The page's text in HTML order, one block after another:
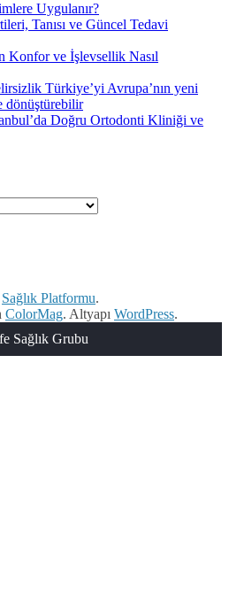
Uygulanır?
Tanısı ve Güncel Tedavi
Konfor ve İşlevsellik Nasıl
Türkiye’yi Avrupa’nın yeni
dönüştürebilir
Doğru Ortodonti Kliniği ve
Sağlık Platformu.
ColorMag. Altyapı WordPress.
Sağlık Grubu